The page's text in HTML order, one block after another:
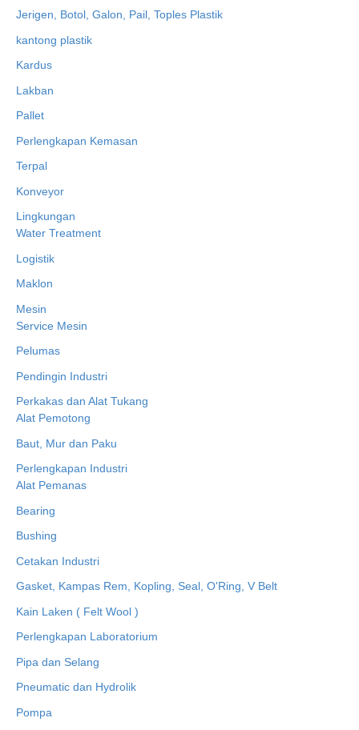
Jerigen, Botol, Galon, Pail, Toples Plastik
kantong plastik
Kardus
Lakban
Pallet
Perlengkapan Kemasan
Terpal
Konveyor
Lingkungan
Water Treatment
Logistik
Maklon
Mesin
Service Mesin
Pelumas
Pendingin Industri
Perkakas dan Alat Tukang
Alat Pemotong
Baut, Mur dan Paku
Perlengkapan Industri
Alat Pemanas
Bearing
Bushing
Cetakan Industri
Gasket, Kampas Rem, Kopling, Seal, O'Ring, V Belt
Kain Laken ( Felt Wool )
Perlengkapan Laboratorium
Pipa dan Selang
Pneumatic dan Hydrolik
Pompa